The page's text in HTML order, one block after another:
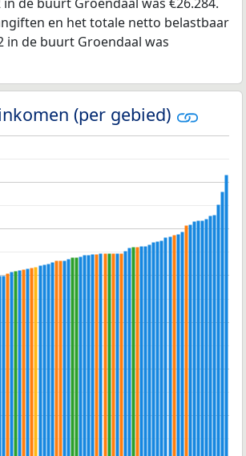
de buurt Groendaal was €26.284.
en het totale netto belastbaar
in de buurt Groendaal was
(per gebied)